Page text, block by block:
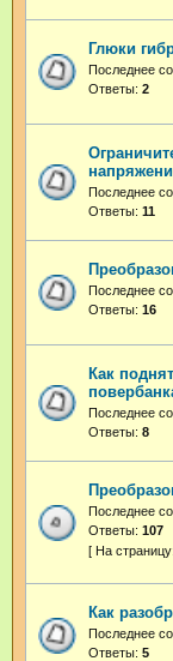
Глюки
Последнее
Ответы: 2
Последнее
Ответы: 11
Последнее
Ответы: 16
Как
Последнее
Ответы: 8
Последнее
Ответы: 107
Как
Последнее
Ответы: 5